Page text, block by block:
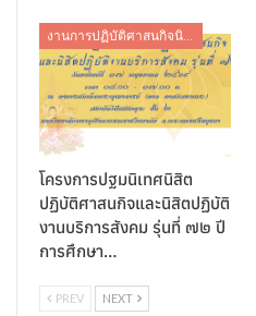
โครงการปฐมนิเทศนิสิต
ปฏิบัติศาสนกิจและนิสิตปฏิบัติ
งานบริการสังคม รุ่นที่ ๗๒ ปี
การศึกษา…
PREV NEXT